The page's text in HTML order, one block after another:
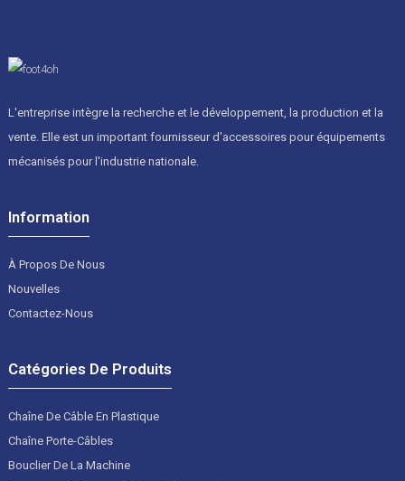
L'entreprise intègre la recherche et le développement, la production et la
vente. Elle est un important fournisseur d'accessoires pour équipements
mécanisés pour l'industrie nationale.
Information
À Propos De Nous
Nouvelles
Contactez-Nous
Catégories De Produits
Chaîne De Câble En Plastique
Chaîne Porte-Câbles
Bouclier De La Machine